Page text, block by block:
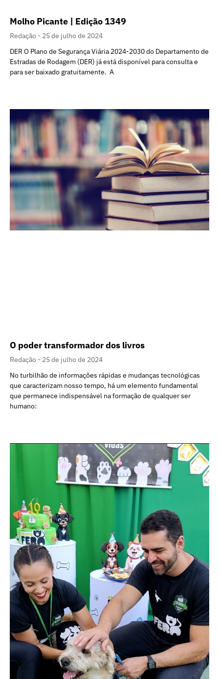
Molho Picante | Edição 1349
Redação
25 de julho de 2024
DER O Plano de Segurança Viária 2024-2030 do Departamento de
Estradas de Rodagem (DER) já está disponível para consulta e
para ser baixado gratuitamente. A
O poder transformador dos livros
Redação
25 de julho de 2024
No turbilhão de informações rápidas e mudanças tecnológicas
que caracterizam nosso tempo, há um elemento fundamental
que permanece indispensável na formação de qualquer ser
humano: